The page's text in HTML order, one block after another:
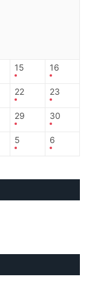
15 16
22 23
29 30
5 6